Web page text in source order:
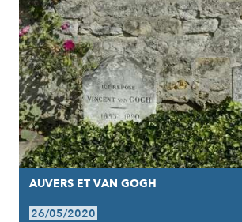
AUVERS ET VAN GOGH
26/05/2020